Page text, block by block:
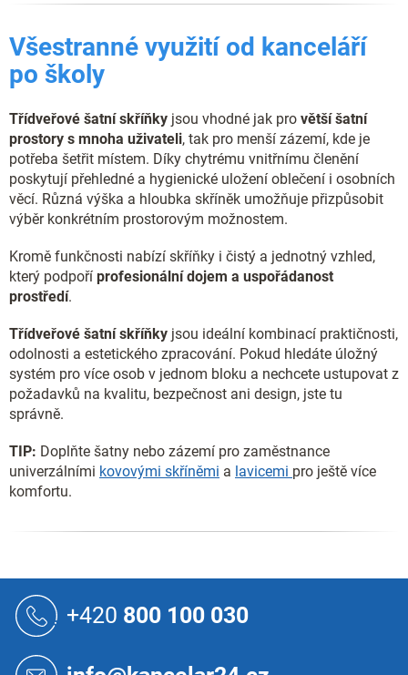
Všestranné využití od kanceláří
po školy
Třídveřové šatní skříňky jsou vhodné jak pro větší šatní
prostory s mnoha uživateli, tak pro menší zázemí, kde je
potřeba šetřit místem. Díky chytrému vnitřnímu členění
poskytují přehledné a hygienické uložení oblečení i osobních
věcí. Různá výška a hloubka skříněk umožňuje přizpůsobit
výběr konkrétním prostorovým možnostem.
Kromě funkčnosti nabízí skříňky i čistý a jednotný vzhled,
který podpoří profesionální dojem a uspořádanost
prostředí.
Třídveřové šatní skříňky jsou ideální kombinací praktičnosti,
odolnosti a estetického zpracování. Pokud hledáte úložný
systém pro více osob v jednom bloku a nechcete ustupovat z
požadavků na kvalitu, bezpečnost ani design, jste tu
správně.
TIP: Doplňte šatny nebo zázemí pro zaměstnance
univerzálními kovovými skříněmi a lavicemi pro ještě více
komfortu.
+420 800 100 030